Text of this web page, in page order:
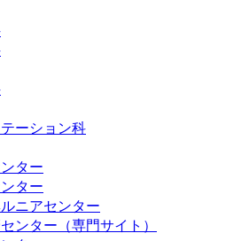
ーション科
ター
ター
ニアセンター
ンター（専門サイト）